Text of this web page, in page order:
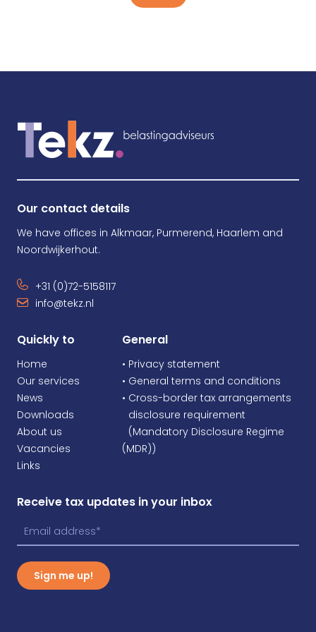
Our contact details
We have offices in Alkmaar, Purmerend, Haarlem and
Noordwijkerhout.
+31 (0)72-5158117
info@tekz.nl
Quickly to
Home
Our services
News
Downloads
About us
Vacancies
Links
General
• Privacy statement
• General terms and conditions
• Cross-border tax arrangements
disclosure requirement
(Mandatory Disclosure Regime
(MDR))
Receive tax updates in your inbox
Sign me up!